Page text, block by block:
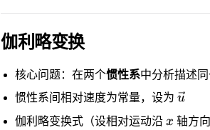
伽利略变换
核心问题：在两个惯性系中分析描述
惯性系间相对速度为常量，设为 u
伽利略变换式（设相对运动沿 x 轴方